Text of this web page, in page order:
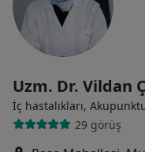
Uzm. Dr. Vildan
İç hastalıkları,
29 görüş